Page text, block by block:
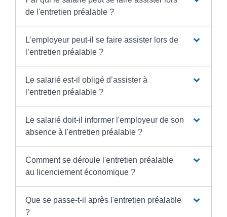
de l'entretien préalable ?
L’employeur peut-il se faire assister lors de
l’entretien préalable ?
Le salarié est-il obligé d’assister à
l’entretien préalable ?
Le salarié doit-il informer l'employeur de son
absence à l'entretien préalable ?
Comment se déroule l'entretien préalable
au licenciement économique ?
Que se passe-t-il après l'entretien préalable
?